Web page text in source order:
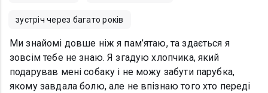
зустріч через багато років
Ми знайомі довше ніж я пам’ятаю, та здається я
зовсім тебе не знаю. Я згадую хлопчика, який
подарував мені собаку і не можу забути парубка,
якому завдала болю, але не впізнаю того хто переді